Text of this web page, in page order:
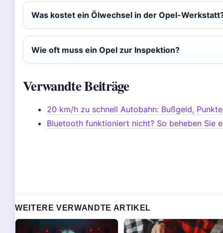
Was kostet ein Ölwechsel in der Opel-
Wie oft muss ein Opel zur Inspektion?
Verwandte Beiträge
20 km/h zu schnell Autobahn: Bußgeld,
Bluetooth funktioniert nicht? So beheben Sie
WEITERE VERWANDTE ARTIKEL